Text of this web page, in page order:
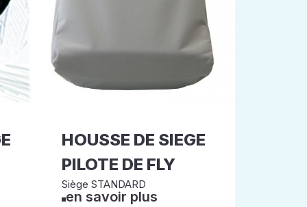
HOUSSE DE SIEGE
PILOTE DE FLY
Siège STANDARD
en savoir plus